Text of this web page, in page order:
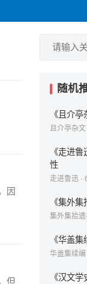
因
但
随机
《且介
且介亭杂文
《走进
性
走进鲁迅 ·
《集外
集外集拾遗
《华盖
华盖集续编
《汉文